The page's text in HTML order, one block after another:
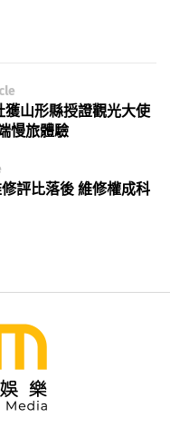
山形縣授證觀光大使
慢旅體驗
評比落後 維修權成科